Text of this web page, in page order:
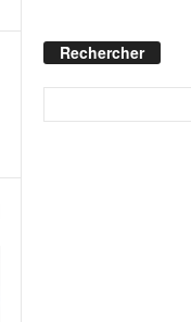
Rechercher